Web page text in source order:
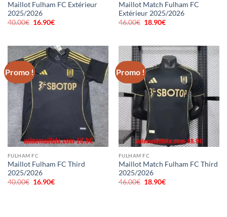
Maillot Fulham FC Extérieur
2025/2026
40.00€ Le
40.00€.
16.90€Le
16.90€.
Maillot Match Fulham FC
Extérieur 2025/2026
46.00€ Le
46.00€.
18.90€Le
18.90€.
Promo !
FULHAM FC
Maillot Fulham FC Third
2025/2026
40.00€ Le
16.90€Le
Promo !
FULHAM FC
Maillot Match Fulham FC Third
2025/2026
46.00€ Le
18.90€Le